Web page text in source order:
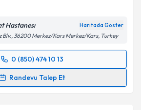
işlenmesine ilişkinAydınlatma
ve kişisel verilerimin belirtilen
işlenmesini kabul ediyorum.
Talebini Gönder
Hastanesı Haritada Göster
Blv., 36200 Merkez/Kars Merkez/Kars, Turkey
0 (850) 474 10 13
Randevu Talep Et
Talebi